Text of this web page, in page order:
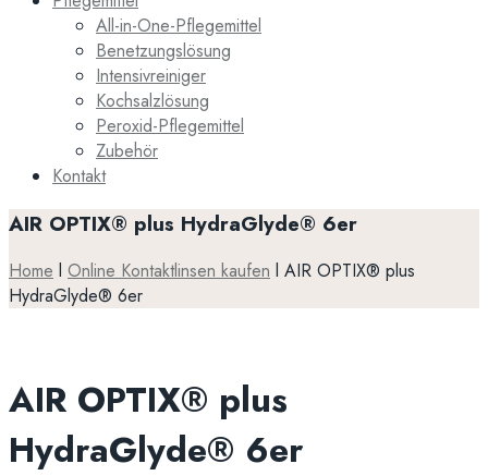
All-in-One-Pflegemittel
Benetzungslösung
Intensivreiniger
Kochsalzlösung
Peroxid-Pflegemittel
Zubehör
Kontakt
AIR OPTIX® plus HydraGlyde® 6er
Home l Online Kontaktlinsen kaufen l AIR OPTIX® plus
HydraGlyde® 6er
AIR OPTIX® plus
HydraGlyde® 6er